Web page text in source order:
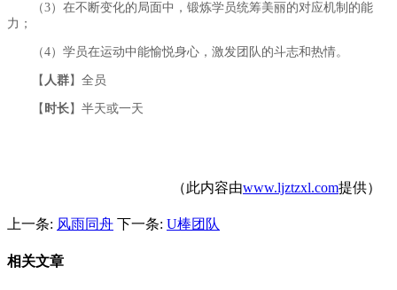
（3）在不断变化的局面中，锻炼学员统筹美丽的对应机制的能
力；
（4）学员在运动中能愉悦身心，激发团队的斗志和热情。
【 人群】全员
【 时长】半天或一天
（此内容由www.ljztzxl.com提供）
上一条: 风雨同舟 下一条: U棒团队
相关文章